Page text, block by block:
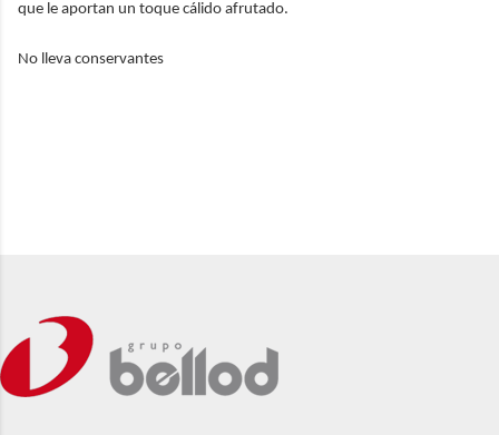
que le aportan un toque cálido afrutado.
No lleva conservantes